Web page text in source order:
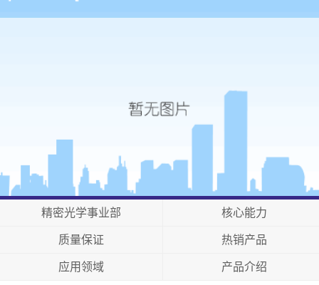
精密光学事业部 核心能力
质量保证 热销产品
应用领域 产品介绍